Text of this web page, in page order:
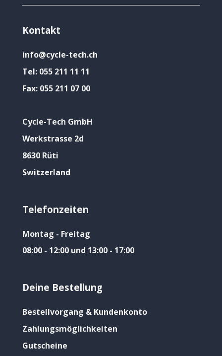
Kontakt
info@cycle-tech.ch
Tel: 055 211 11 11
Fax: 055 211 07 00
Cycle-Tech GmbH
Werkstrasse 2d
8630 Rüti
Switzerland
Telefonzeiten
Montag - Freitag
08:00 - 12:00 und 13:00 - 17:00
Deine Bestellung
Bestellvorgang & Kundenkonto
Zahlungsmöglichkeiten
Gutscheine